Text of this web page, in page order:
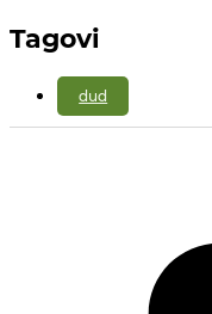
Tagovi
dud